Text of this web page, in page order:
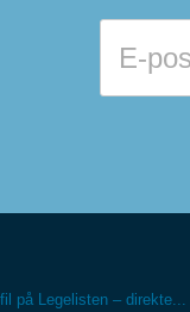
på Legelisten – direkte...